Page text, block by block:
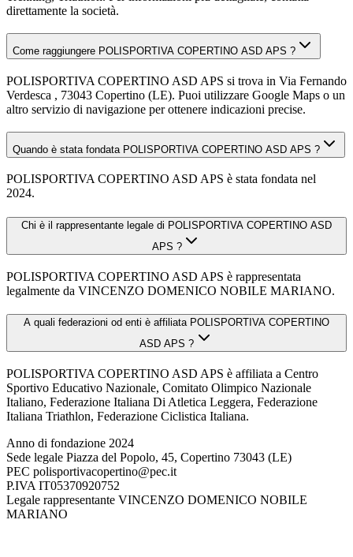
direttamente la società.
Come raggiungere POLISPORTIVA COPERTINO ASD APS ?
POLISPORTIVA COPERTINO ASD APS si trova in Via Fernando
Verdesca , 73043 Copertino (LE). Puoi utilizzare Google Maps o un
altro servizio di navigazione per ottenere indicazioni precise.
Quando è stata fondata POLISPORTIVA COPERTINO ASD APS ?
POLISPORTIVA COPERTINO ASD APS è stata fondata nel
2024.
Chi è il rappresentante legale di POLISPORTIVA COPERTINO ASD
APS ?
POLISPORTIVA COPERTINO ASD APS è rappresentata
legalmente da VINCENZO DOMENICO NOBILE MARIANO.
A quali federazioni od enti è affiliata POLISPORTIVA COPERTINO
ASD APS ?
POLISPORTIVA COPERTINO ASD APS è affiliata a Centro
Sportivo Educativo Nazionale, Comitato Olimpico Nazionale
Italiano, Federazione Italiana Di Atletica Leggera, Federazione
Italiana Triathlon, Federazione Ciclistica Italiana.
Anno di fondazione 2024
Sede legale Piazza del Popolo, 45, Copertino 73043 (LE)
PEC polisportivacopertino@pec.it
P.IVA IT05370920752
Legale rappresentante VINCENZO DOMENICO NOBILE
MARIANO